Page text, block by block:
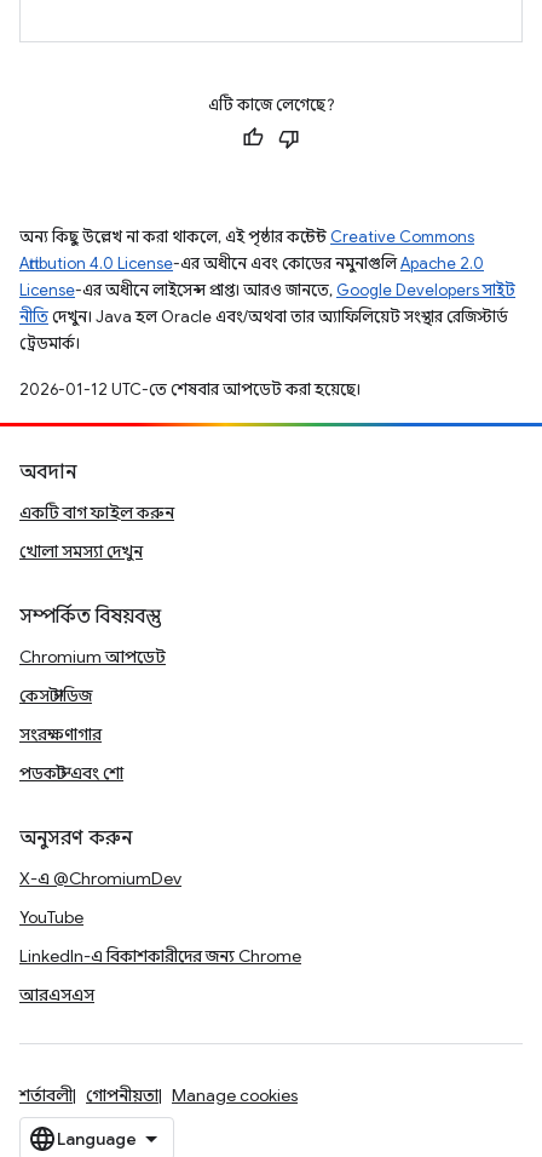
এটি কাজে লেগেছে?
অন্য কিছু উল্লেখ না করা থাকলে, এই পৃষ্ঠার কন্টেন্ট Creative Commons
Attribution 4.0 License-এর অধীনে এবং কোডের নমুনাগুলিApache 2.0
License-এর অধীনে লাইসেন্স প্রাপ্ত। আরও জানতে, Google Developers সাইট
নীতিদেখুন। Java হল Oracle এবং/অথবা তার অ্যাফিলিয়েট সংস্থার রেজিস্টার্ড
ট্রেডমার্ক।
2026-01-12 UTC-তে শেষবার আপডেট করা হয়েছে।
অবদান
একটি বাগ ফাইল করুন
খোলা সমস্যা দেখুন
সম্পর্কিত বিষয়বস্তু
Chromium আপডেট
কেস স্টাডিজ
সংরক্ষণাগার
পডকাস্ট এবং শো
অনুসরণ করুন
X-এ @ChromiumDev
YouTube
LinkedIn-এ বিকাশকারীদের জন্য Chrome
আরএসএস
শর্তাবলী গোপনীয়তা Manage cookies